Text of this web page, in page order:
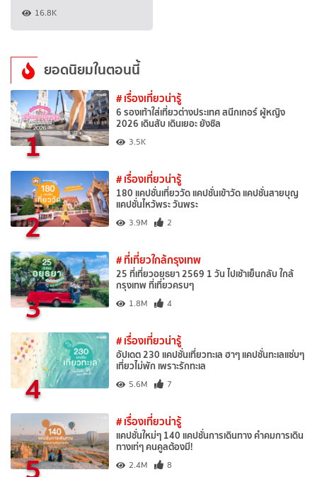
16.8K
ยอดนิยมในตอนนี้
1
# เรื่องเที่ยวน่ารู้
6 รองเท้าใส่เที่ยวต่างประเทศ สนีกเกอร์ ผู้หญิง
2026 เดินสับ เดินเยอะ ยังชิล
3.5K
2
# เรื่องเที่ยวน่ารู้
180 แคปชั่นเที่ยววัด แคปชั่นเข้าวัด แคปชั่นสายบุญ
แคปชั่นไหว้พระ วันพระ
3.9M 2
3
# ที่เที่ยวใกล้กรุงเทพ
25 ที่เที่ยวอยุธยา 2569 1 วัน ไปเช้าเย็นกลับ ใกล้
กรุงเทพ ที่เที่ยวครบๆ
1.8M 4
4
# เรื่องเที่ยวน่ารู้
อัปเดต 230 แคปชั่นเที่ยวทะเล ฮาๆ แคปชั่นทะเลแซ่บๆ
เที่ยวไม่พัก เพราะรักทะเล
5.6M 7
# เรื่องเที่ยวน่ารู้
แคปชั่นใหม่ๆ 140 แคปชั่นการเดินทาง คำคมการเดิน
ทางเท่ๆ คนคูลต้องมี!
2.4M 8